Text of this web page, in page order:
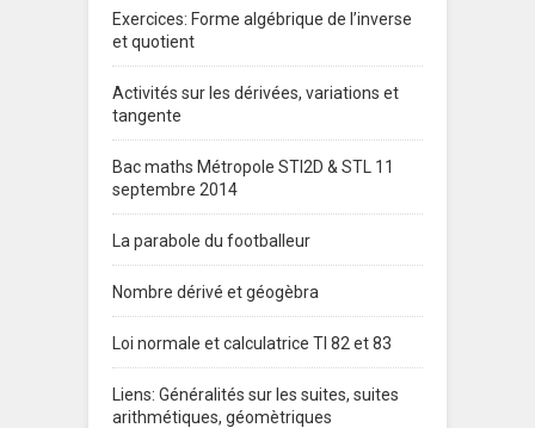
Exercices: Forme algébrique de l’inverse
et quotient
Activités sur les dérivées, variations et
tangente
Bac maths Métropole STI2D & STL 11
septembre 2014
La parabole du footballeur
Nombre dérivé et géogèbra
Loi normale et calculatrice TI 82 et 83
Liens: Généralités sur les suites, suites
arithmétiques, géomètriques